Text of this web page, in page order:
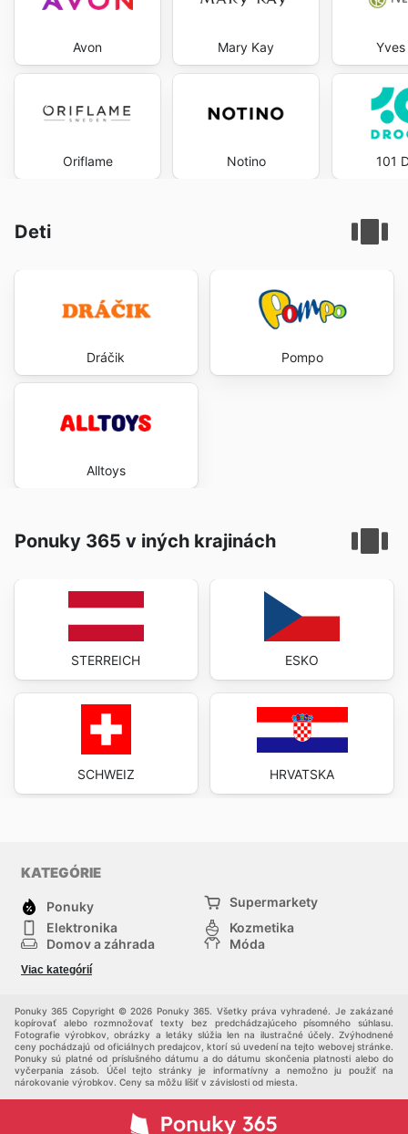
Avon
Oriflame
Mary Kay
Notino 101
Deti
Dráčik
Alltoys
Pompo
Ponuky 365 v iných krajinách
STERREICH
SCHWEIZ
ESKO
HRVATSKA
KATEGÓRIE
Ponuky
Supermarkety
Elektronika
Kozmetika
Domov a záhrada
Móda
Šport
Chovateľské potreby
Viac kategórií
Ponuky 365 Copyright © 2026 Ponuky 365. Všetky práva vyhradené. Je zakázané
kopírovať alebo rozmnožovať texty bez predchádzajúceho písomného súhlasu.
Fotografie výrobkov, obrázky a letáky slúžia len na ilustračné účely. Zvýhodnené
ceny pochádzajú od oficiálnych predajcov, ktorí sú uvedení na tejto webovej stránke.
Ponuky sú platné od príslušného dátumu a do dátumu skončenia platnosti alebo do
vyčerpania zásob. Účel tejto stránky je informatívny a nemožno ju použiť na
nárokovanie výrobkov. Ceny sa môžu líšiť v závislosti od miesta.